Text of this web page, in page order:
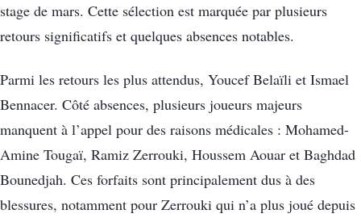
stage de mars. Cette sélection est marquée par plusieurs
retours significatifs et quelques absences notables.
Parmi les retours les plus attendus, Youcef Belaïli et Ismael
Bennacer. Côté absences, plusieurs joueurs majeurs
manquent à l’appel pour des raisons médicales : Mohamed-
Amine Tougaï, Ramiz Zerrouki, Houssem Aouar et Baghdad
Bounedjah. Ces forfaits sont principalement dus à des
blessures, notamment pour Zerrouki qui n’a plus joué depuis